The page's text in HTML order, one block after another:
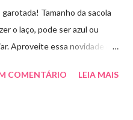
Tamanho da sacola
o laço, pode ser azul ou
Aproveite essa novidade e
COMENTÁRIO LEIA MAIS